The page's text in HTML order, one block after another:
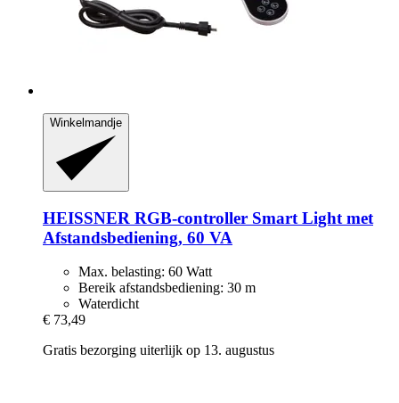
Winkelmandje
HEISSNER RGB-​controller Smart Light met
Afstandsbediening, 60 VA
Max. belasting: 60 Watt
Bereik afstandsbediening: 30 m
Waterdicht
€ 73,49
Gratis bezorging uiterlijk op 13. augustus